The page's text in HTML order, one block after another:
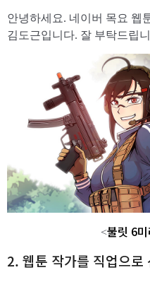
안녕하세요. 네이버 목요 웹
김도근입니다. 잘 부탁드립
<불릿 6미
2. 웹툰 작가를 직업으로